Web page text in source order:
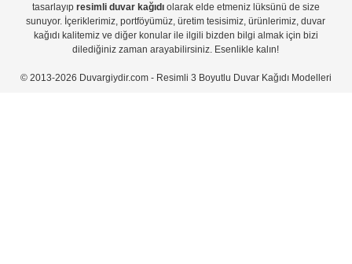
tasarlayıp resimli duvar kağıdıolarak elde etmeniz lüksünü de size
sunuyor. İçeriklerimiz, portföyümüz, üretim tesisimiz, ürünlerimiz, duvar
kağıdı kalitemiz ve diğer konular ile ilgili bizden bilgi almak için bizi
dilediğiniz zaman arayabilirsiniz. Esenlikle kalın!
© 2013-2026 Duvargiydir.com - Resimli 3 Boyutlu Duvar Kağıdı Modelleri